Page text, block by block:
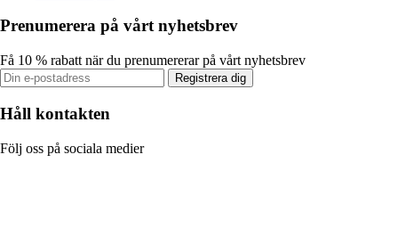
Prenumerera på vårt nyhetsbrev
Få 10 % rabatt när du prenumererar på vårt nyhetsbrev
Registrera dig
Håll kontakten
Följ oss på sociala medier